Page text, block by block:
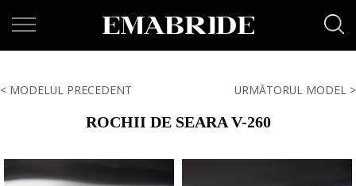
< MODELUL PRECEDENT URMĂTORUL MODEL >
ROCHII DE SEARA V-260